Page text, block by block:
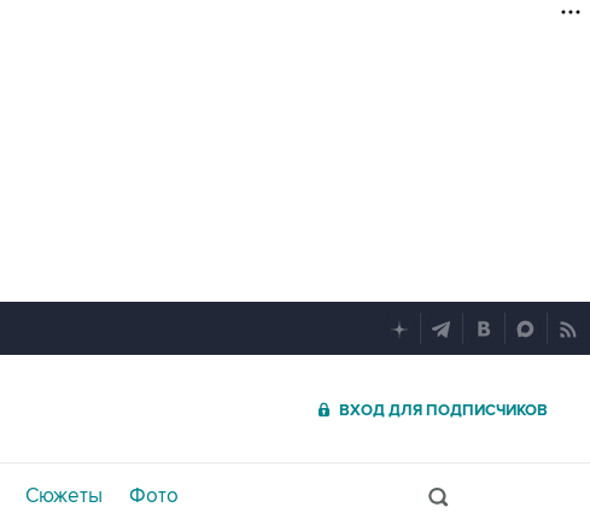
ВХОД ДЛЯ ПОДПИСЧИКОВ
Сюжеты Фото